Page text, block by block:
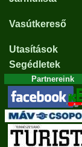
Vasútkereső
Utasítások
Segédletek
Partnereink